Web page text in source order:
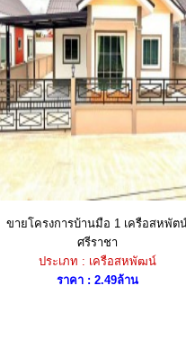
ขายโครงการบ้านมือ 1 เครือสหพัต
ศรีราชา
ประเภท : เครือสหพัฒน์
ราคา : 2.49ล้าน